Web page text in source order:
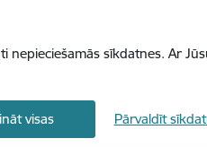
sīkdatnes. Ar
visas Pārvaldīt